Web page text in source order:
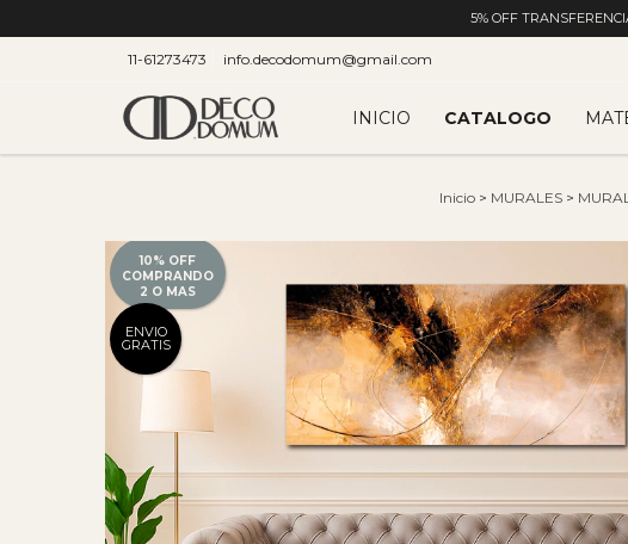
5% OFF
11-61273473 info.decodomum@gmail.com
INICIO CATALOGO
Inicio > MURALES >
10% OFF
COMPRANDO
2 O MAS
ENVIO
GRATIS